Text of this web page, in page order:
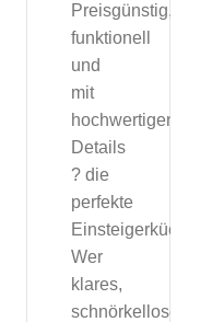
Preisgünstig,
funktionell
und
mit
hochwertigen
Details
? die
perfekte
Einsteigerküche
Wer
klares,
schnörkelloses